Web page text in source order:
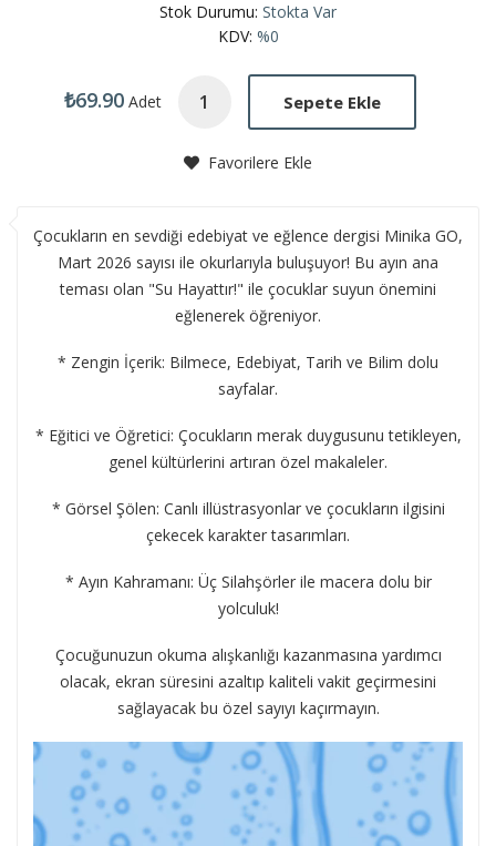
Stok Durumu: Stokta Var
KDV: %0
₺69.90 Adet Sepete Ekle
Favorilere Ekle
Çocukların en sevdiği edebiyat ve eğlence dergisi Minika GO,
Mart 2026 sayısı ile okurlarıyla buluşuyor! Bu ayın ana
teması olan "Su Hayattır!" ile çocuklar suyun önemini
eğlenerek öğreniyor.
* Zengin İçerik: Bilmece, Edebiyat, Tarih ve Bilim dolu
sayfalar.
* Eğitici ve Öğretici: Çocukların merak duygusunu tetikleyen,
genel kültürlerini artıran özel makaleler.
* Görsel Şölen: Canlı illüstrasyonlar ve çocukların ilgisini
çekecek karakter tasarımları.
* Ayın Kahramanı: Üç Silahşörler ile macera dolu bir
yolculuk!
Çocuğunuzun okuma alışkanlığı kazanmasına yardımcı
olacak, ekran süresini azaltıp kaliteli vakit geçirmesini
sağlayacak bu özel sayıyı kaçırmayın.